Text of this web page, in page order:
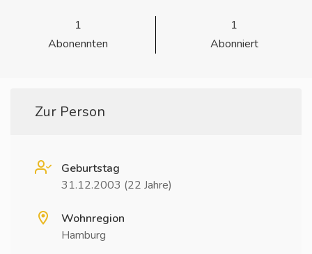
1
Abonennten
1
Abonniert
Zur Person
Geburtstag
31.12.2003 (22 Jahre)
Wohnregion
Hamburg